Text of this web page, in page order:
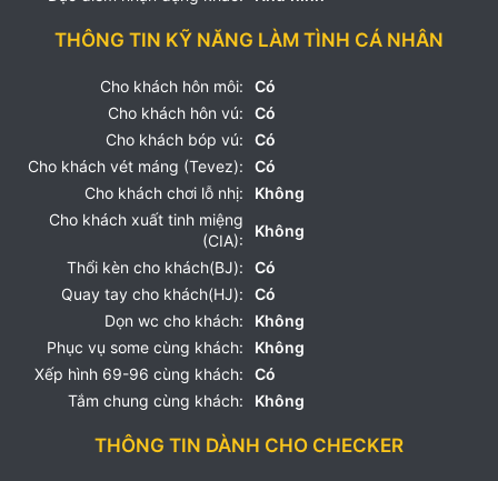
THÔNG TIN KỸ NĂNG LÀM TÌNH CÁ NHÂN
Cho khách hôn môi:
Có
Cho khách hôn vú:
Có
Cho khách bóp vú:
Có
Cho khách vét máng (Tevez):
Có
Cho khách chơi lỗ nhị:
Không
Cho khách xuất tinh miệng
(CIA):
Không
Thổi kèn cho khách(BJ):
Có
Quay tay cho khách(HJ):
Có
Dọn wc cho khách:
Không
Phục vụ some cùng khách:
Không
Xếp hình 69-96 cùng khách:
Có
Tắm chung cùng khách:
Không
THÔNG TIN DÀNH CHO CHECKER